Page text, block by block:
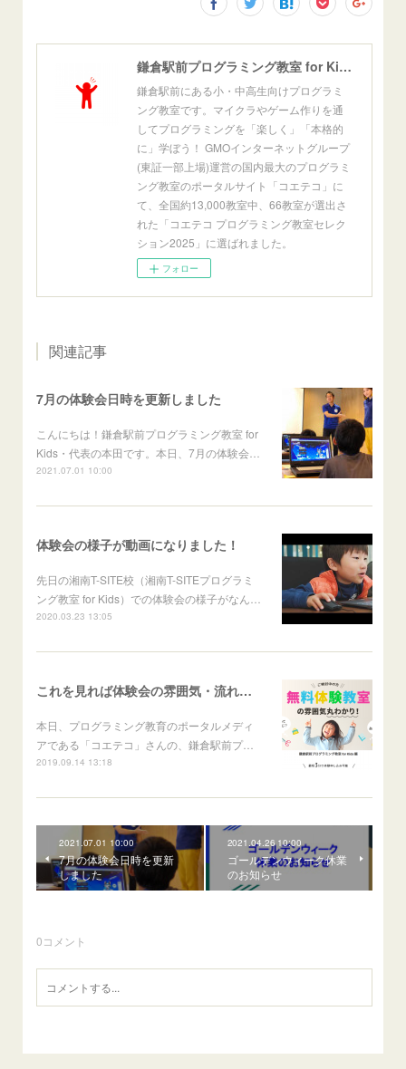
鎌倉駅前プログラミング教室 for Kids[公式]
鎌倉駅前にある小・中高生向けプログラミ
ング教室です。マイクラやゲーム作りを通
してプログラミングを「楽しく」「本格的
に」学ぼう！ GMOインターネットグループ
(東証一部上場)運営の国内最大のプログラミ
ング教室のポータルサイト「コエテコ」に
て、全国約13,000教室中、66教室が選出さ
れた「コエテコ プログラミング教室セレク
ション2025」に選ばれました。
フォロー
関連記事
7月の体験会日時を更新しました
こんにちは！鎌倉駅前プログラミング教室 for
Kids・代表の本田です。本日、7月の体験会…
2021.07.01 10:00
体験会の様子が動画になりました！
先日の湘南T-SITE校（湘南T-SITEプログラミ
ング教室 for Kids）での体験会の様子がなん…
2020.03.23 13:05
これを見れば体験会の雰囲気・流れがわかる！
本日、プログラミング教育のポータルメディ
アである「コエテコ」さんの、鎌倉駅前プ…
2019.09.14 13:18
2021.07.01 10:00
7月の体験会日時を更新
しました
2021.04.26 10:00
ゴールデンウィーク休業
のお知らせ
0コメント